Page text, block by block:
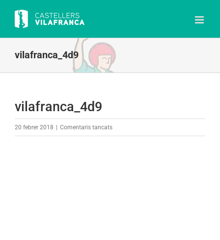
content
vilafranca_4d9
vilafranca_4d9
20 febrer 2018 Comentaris tancatsa